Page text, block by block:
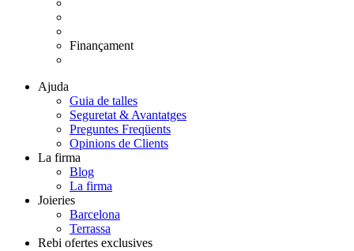
Finançament
Ajuda
Guia de talles
Seguretat & Avantatges
Preguntes Freqüents
Opinions de Clients
La firma
Blog
La firma
Joieries
Barcelona
Terrassa
Rebi ofertes exclusives